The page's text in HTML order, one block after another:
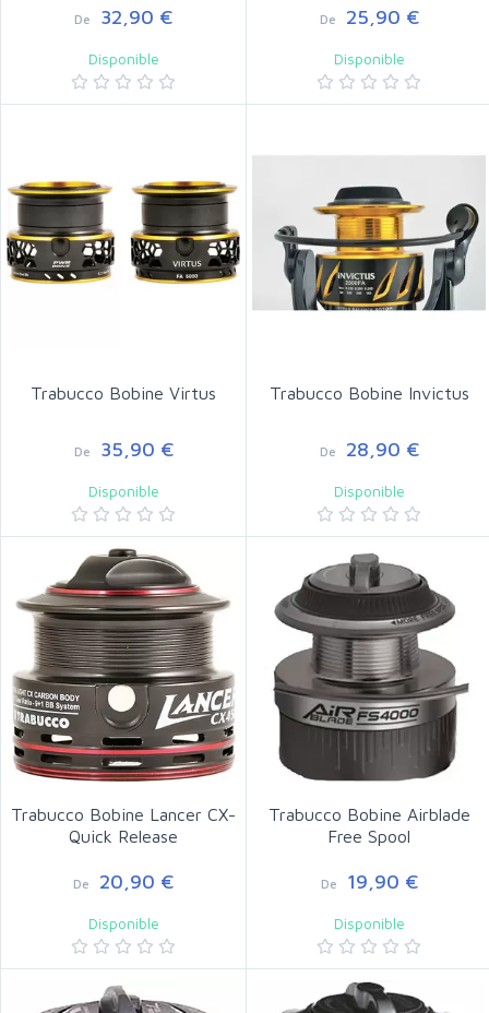
De 32,90 €
Disponible
De 25,90 €
Disponible
Trabucco Bobine Virtus
De 35,90 €
Disponible
Trabucco Bobine Invictus
De 28,90 €
Disponible
Trabucco Bobine Lancer CX-
Quick Release
De 20,90 €
Disponible
Trabucco Bobine Airblade
Free Spool
De 19,90 €
Disponible